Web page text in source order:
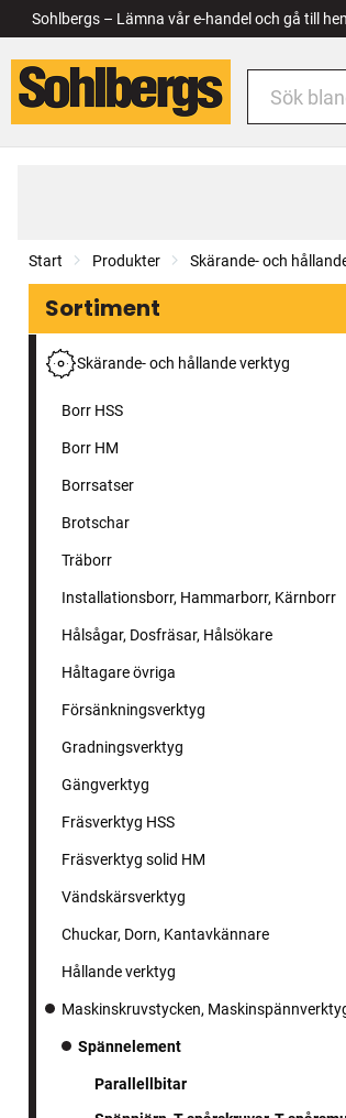
Sohlbergs – Lämna vår e-handel och gå till
Start Produkter Skärande- och
Sortiment
Skärande- och hållande verktyg
Borr HSS
Borr HM
Borrsatser
Brotschar
Träborr
Installationsborr, Hammarborr, Kärnborr
Hålsågar, Dosfräsar, Hålsökare
Håltagare övriga
Försänkningsverktyg
Gradningsverktyg
Gängverktyg
Fräsverktyg HSS
Fräsverktyg solid HM
Vändskärsverktyg
Chuckar, Dorn, Kantavkännare
Hållande verktyg
Maskinskruvstycken,
Spännelement
Parallellbitar